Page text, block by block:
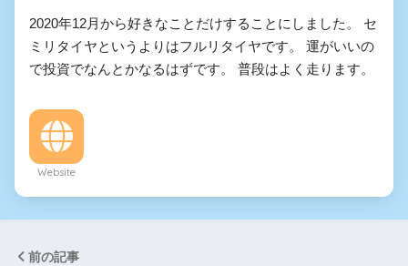
2020年12月から好きなことだけすることにしました。 セ
ミリタイヤというよりはフルリタイヤです。 運がいいの
で投資でなんとかなるはずです。 普段はよく走ります。
Website
前の記事